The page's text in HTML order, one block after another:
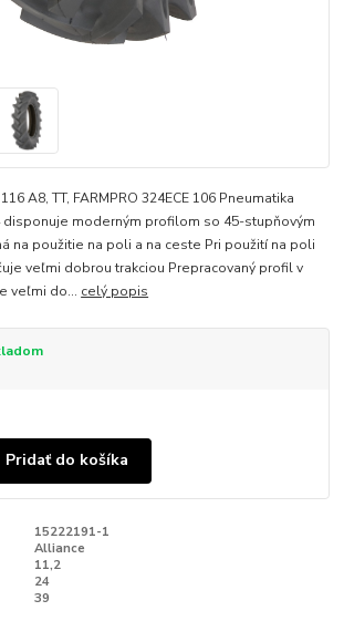
A8, TT, FARMPRO 324ECE 106 Pneumatika
disponuje moderným profilom so 45-stupňovým
na použitie na poli a na ceste Pri použití na poli
veľmi dobrou trakciou Prepracovaný profil v
veľmi do... celý popis
Pridať do košíka
15222191-1
Alliance
11,2
24
39